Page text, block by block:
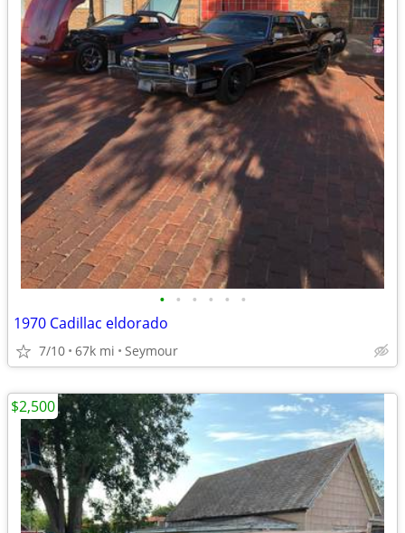
• • • • • •
1970 Cadillac eldorado
7/10 67k mi Seymour
$2,500